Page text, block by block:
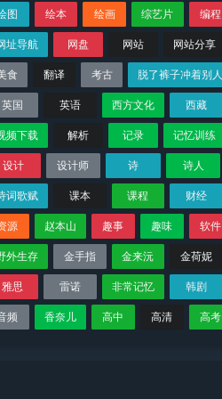
图 绘本 绘画 综艺片 编程
址导航
网盘 网站 网站分享
食
翻译 考古 脱了裤子冲着别人
英国
英语 西方文化 西藏
频下载
解析 记录 记忆训练
设计
设计师 诗 诗人
词歌赋
课本 课程 财经
源
赵本山 趣事 趣味 软件
外生存
金手指 金来沅 金荷妮
雅思
雷诺 非常记忆 韩剧
频
香奈儿 高中 高清 高考